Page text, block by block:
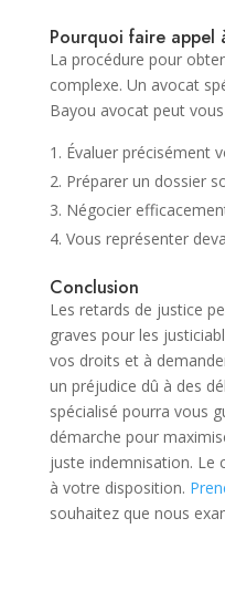
Pourquoi faire appel
La procédure pour
complexe. Un avocat
Bayou avocat peut
Évaluer précisément
Préparer un dossier
Négocier
Vous représenter
Conclusion
Les retards de justice
graves pour les
vos droits et à
un préjudice dû à des
spécialisé pourra vous
démarche pour
juste indemnisation. Le
à votre disposition.
souhaitez que nous